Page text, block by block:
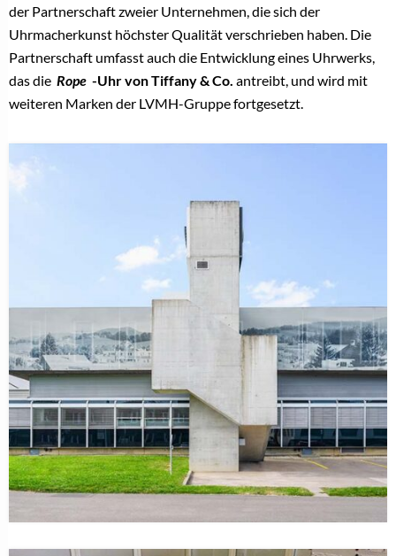
der Partnerschaft zweier Unternehmen, die sich der
Uhrmacherkunst höchster Qualität verschrieben haben. Die
Partnerschaft umfasst auch die Entwicklung eines Uhrwerks,
das die Rope -Uhr von Tiffany & Co. antreibt, und wird mit
weiteren Marken der LVMH-Gruppe fortgesetzt.